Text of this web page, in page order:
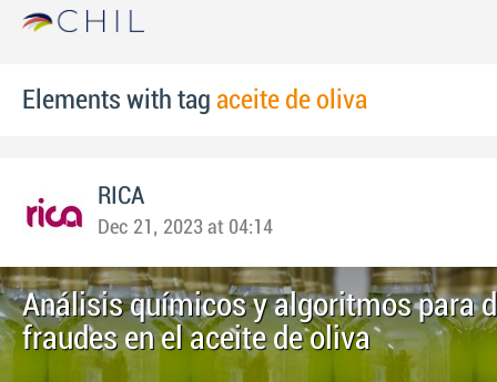
Elements with tag aceite de oliva
RICA
Dec 21, 2023 at 04:14
Análisis químicos y algoritmos para
fraudes en el aceite de oliva